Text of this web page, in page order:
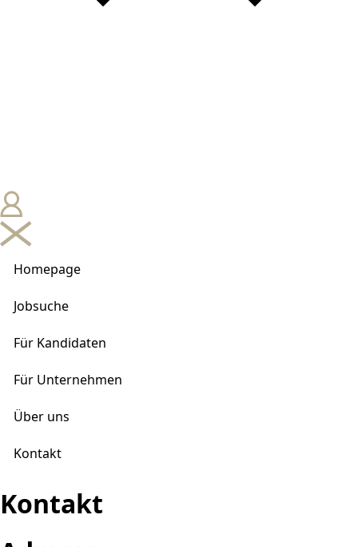
Homepage
Jobsuche
Für Kandidaten
Für Unternehmen
Über uns
Kontakt
Kontakt